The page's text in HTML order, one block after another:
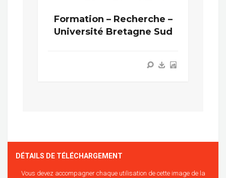
Formation – Recherche –
Université Bretagne Sud
DÉTAILS DE TÉLÉCHARGEMENT
Vous devez accompagner chaque utilisation de cette image de la